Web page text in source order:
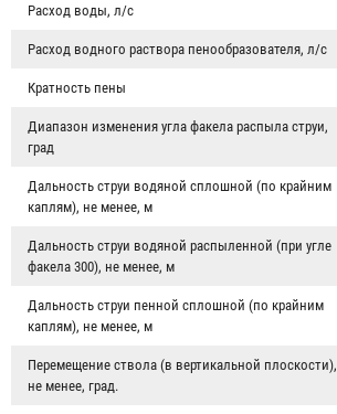
Расход воды, л/с
Расход водного раствора пенообразователя, л/с
Кратность пены
Диапазон изменения угла факела распыла струи,
град
Дальность струи водяной сплошной (по крайним
каплям), не менее, м
Дальность струи водяной распыленной (при угле
факела 300), не менее, м
Дальность струи пенной сплошной (по крайним
каплям), не менее, м
Перемещение ствола (в вертикальной плоскости),
не менее, град.